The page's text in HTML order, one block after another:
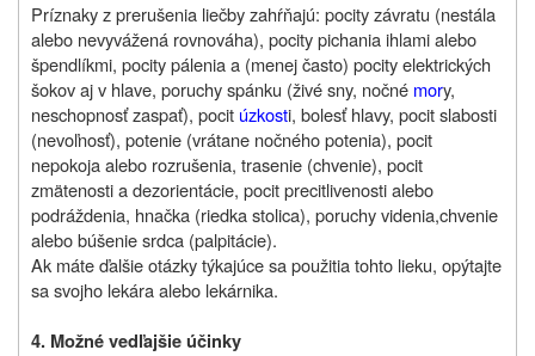
Príznaky z prerušenia liečby zahŕňajú: pocity závratu (nestála
alebo nevyvážená rovnováha), pocity pichania ihlami alebo
špendlíkmi, pocity pálenia a (menej často) pocity elektrických
šokov aj v hlave, poruchy spánku (živé sny, nočné mory,
neschopnosť zaspať), pocit úzkosti, bolesť hlavy, pocit slabosti
(nevoľnosť), potenie (vrátane nočného potenia), pocit
nepokoja alebo rozrušenia, trasenie (chvenie), pocit
zmätenosti a dezorientácie, pocit precitlivenosti alebo
podráždenia, hnačka (riedka stolica), poruchy videnia,chvenie
alebo búšenie srdca (palpitácie).
Ak máte ďalšie otázky týkajúce sa použitia tohto lieku, opýtajte
sa svojho lekára alebo lekárnika.
4. Možné vedľajšie účinky